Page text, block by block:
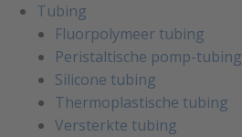
Tubing
Fluorpolymeer tubing
Peristaltische pomp-tubing
Silicone tubing
Thermoplastische tubing
Versterkte tubing